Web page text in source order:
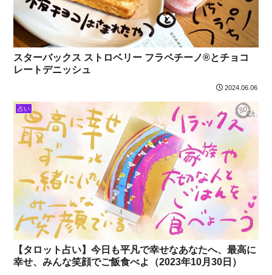
スターバックス ストロベリー フラペチーノ®とチョコ
レートデニッシュ
2024.06.06
占い
【タロット占い】今日も平凡で幸せなあなたへ、最高に
幸せ、みんな笑顔でご飯食べよ（2023年10月30日）